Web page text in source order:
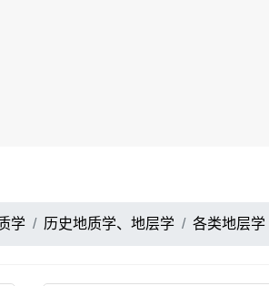
学 历史地质学、地层学 各类地层学